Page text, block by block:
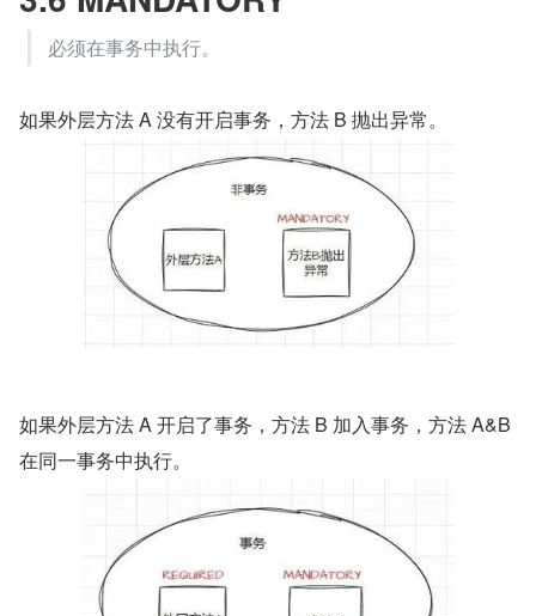
必须在事务中执行。
如果外层方法 A 没有开启事务，方法 B 抛出异常。
如果外层方法 A 开启了事务，方法 B 加入事务，方法 A&B
在同一事务中执行。